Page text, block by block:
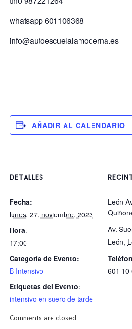
whatsapp 601106368
info@autoescuelalamoderna.es
AÑADIR AL CALENDARIO
DETALLES
Fecha:
lunes, 27, noviembre, 2023
Hora:
17:00
Categoría de Evento:
B Intensivo
Etiquetas del Evento:
intensivo en suero de tarde
León
Av.
León,
601 10
Comments are closed.